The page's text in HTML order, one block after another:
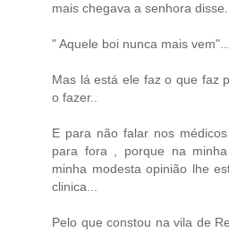
mais chegava a senhora
" Aquele boi nunca mais vem"...
Mas lá está ele faz o que faz
o fazer..
E para não falar nos
para fora , porque na
minha modesta opinião lhe
clinica...
Pelo que constou na vila de